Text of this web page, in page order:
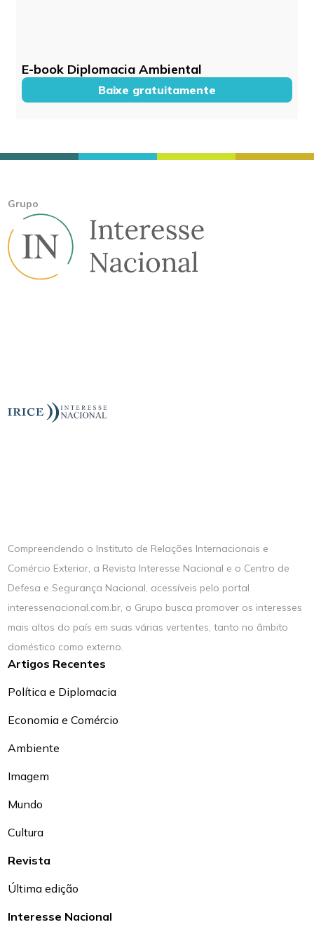
E-book Diplomacia Ambiental
Baixe gratuitamente
Grupo
Compreendendo o Instituto de Relações Internacionais e
Comércio Exterior, a Revista Interesse Nacional e o Centro de
Defesa e Segurança Nacional, acessíveis pelo portal
interessenacional.com.br, o Grupo busca promover os interesses
mais altos do país em suas várias vertentes, tanto no âmbito
doméstico como externo.
Artigos Recentes
Política e Diplomacia
Economia e Comércio
Ambiente
Imagem
Mundo
Cultura
Revista
Última edição
Interesse Nacional